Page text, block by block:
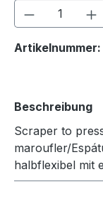
Produkt
Artikelnummer:
Beschreibung
Scraper to
maroufler/
halbflexibel mit